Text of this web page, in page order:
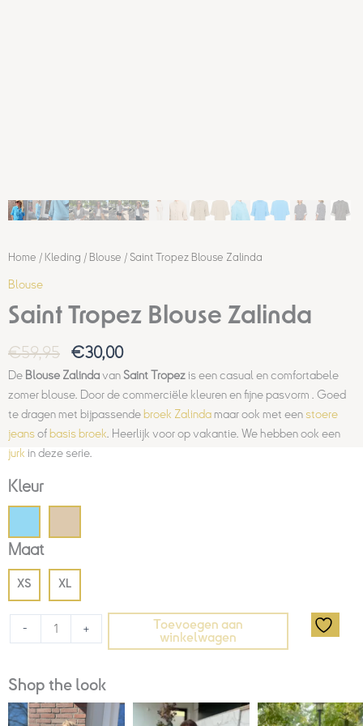
Home / Kleding / Blouse / Saint Tropez Blouse Zalinda
Blouse
Saint Tropez Blouse Zalinda
€59,95 €30,00
De Blouse Zalindavan Saint Tropezis een casual en comfortabele
zomer blouse. Door de commerciële kleuren en fijne pasvorm . Goed
te dragen met bijpassende broek Zalindamaar ook met eenstoere
jeansof basis broek. Heerlijk voor op vakantie. We hebben ook een
jurk in deze serie.
Kleur
Maat
XS XL
- +
Toevoegen aan
winkelwagen
Shop the look
Oorspronkelijke
Huidige
Prijsklasse: